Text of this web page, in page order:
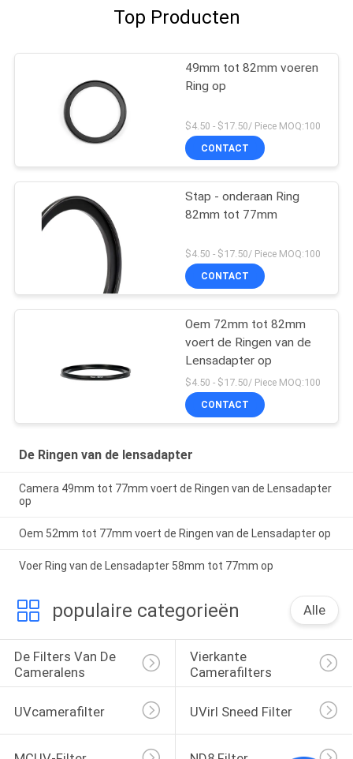
Top Producten
49mm tot 82mm voeren
Ring op
$4.50 - $17.50/ Piece MOQ:100
CONTACT
Stap - onderaan Ring
82mm tot 77mm
$4.50 - $17.50/ Piece MOQ:100
CONTACT
Oem 72mm tot 82mm
voert de Ringen van de
Lensadapter op
$4.50 - $17.50/ Piece MOQ:100
CONTACT
De Ringen van de lensadapter
Camera 49mm tot 77mm voert de Ringen van de Lensadapter
op
Oem 52mm tot 77mm voert de Ringen van de Lensadapter op
Voer Ring van de Lensadapter 58mm tot 77mm op
populaire categorieën Alle
De Filters Van De
Cameralens
Vierkante
Camerafilters
UVcamerafilter UVirl Sneed Filter